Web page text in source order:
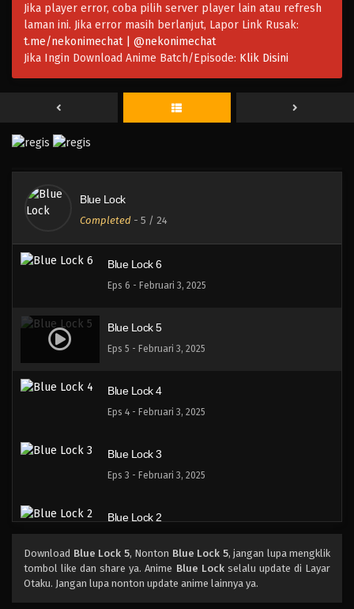
Jika player error, coba pilih server player lain atau refresh
laman ini. Jika error masih berlanjut, Lapor Link Rusak:
t.me/nekonimechat | @nekonimechat
Jika Ingin Download Anime Batch/Episode: Klik Disini
Blue Lock
Completed - 5 / 24
Blue Lock 10
Eps 10 - Februari 3, 2025
Eps 9 - Februari 3, 2025
Eps 7 - Februari 3, 2025
Blue Lock 6
Eps 6 - Februari 3, 2025
Blue Lock 5
Eps 5 - Februari 3, 2025
Blue Lock 4
Eps 4 - Februari 3, 2025
Blue Lock 3
Eps 3 - Februari 3, 2025
Blue Lock 2
Blue Lock 1
Eps 1 - Februari 3, 2025
Download Blue Lock 5, Nonton Blue Lock 5, jangan lupa mengklik
tombol like dan share ya. Anime Blue Lockselalu update di Layar
Otaku. Jangan lupa nonton update anime lainnya ya.